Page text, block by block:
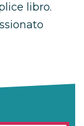
libro.